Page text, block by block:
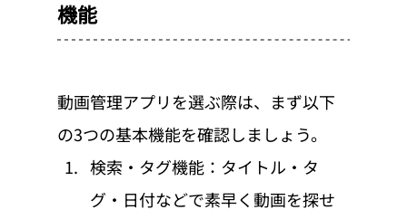
機能
動画管理アプリを選ぶ際は、まず以下
の3つの基本機能を確認しましょう。
検索・タグ機能：タイトル・タ
グ・日付などで素早く動画を探せ